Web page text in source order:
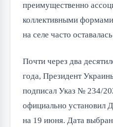
преимущественно
коллективными
на селе часто
Почти через два
года, Президент
подписал Указ № 234/
официально установил
на 19 июня. Дата